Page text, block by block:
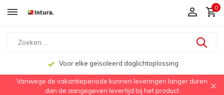
0
Voor elke geïsoleerd daglichtoplossing
Vanwege de vakantieperiode kunnen leveringen langer duren
dan de aangegeven levertijd bij het product